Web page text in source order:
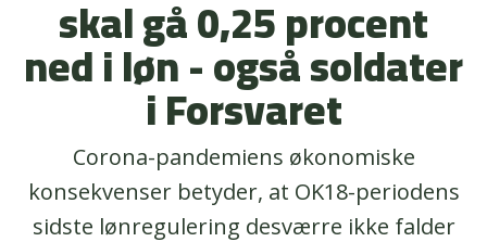
skal gå 0,25 procent
ned i løn - også soldater
i Forsvaret
Corona-pandemiens økonomiske
konsekvenser betyder, at OK18-periodens
sidste lønregulering desværre ikke falder